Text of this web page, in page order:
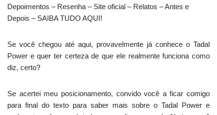
Depoimentos – Resenha – Site oficial – Relatos – Antes e
Depois – SAIBA TUDO AQUI!
Se você chegou até aqui, provavelmente já conhece o Tadal
Power e quer ter certeza de que ele realmente funciona como
diz, certo?
Se acertei meu posicionamento, convido você a ficar comigo
para final do texto para saber mais sobre o Tadal Power e